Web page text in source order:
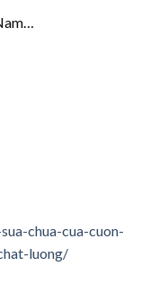
chua-cua-cuon-
luong/